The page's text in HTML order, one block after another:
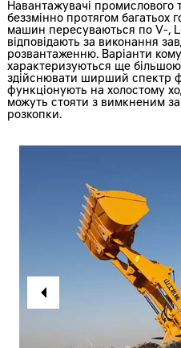
Навантажувачі промислового
беззмінно протягом багатьох
машин пересуваються по V-, L-
відповідають за виконання
розвантаженню. Варіанти
характеризуються ще
здійснювати ширший спектр
функціонують на холостому
можуть стояти з вимкненим
розкопки.